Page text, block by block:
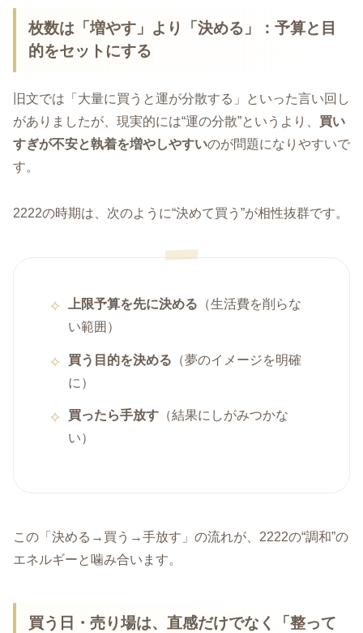
枚数は「増やす」より「決める」：予算と目
的をセットにする
旧文では「大量に買うと運が分散する」といった言い回し
がありましたが、現実的には“運の分散”というより、 買い
すぎが不安と執着を増やしやすいのが問題になりやすいで
す。
2222の時期は、次のように“決めて買う”が相性抜群です。
上限予算を先に決める （生活費を削らな
い範囲）
買う目的を決める （夢のイメージを明確
に）
買ったら手放す （結果にしがみつかな
い）
この「決める→買う→手放す」の流れが、2222の“調和”の
エネルギーと噛み合います。
買う日・売り場は、直感だけでなく「整って